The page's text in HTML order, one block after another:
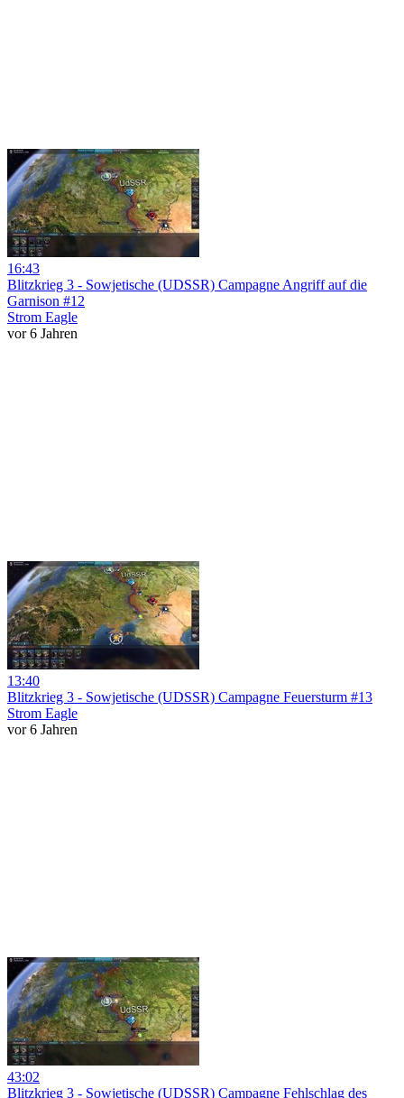
16:43
Blitzkrieg 3 - Sowjetische (UDSSR) Campagne Angriff auf die
Garnison #12
Strom Eagle
vor 6 Jahren
13:40
Blitzkrieg 3 - Sowjetische (UDSSR) Campagne Feuersturm #13
Strom Eagle
vor 6 Jahren
43:02
Blitzkrieg 3 - Sowjetische (UDSSR) Campagne Fehlschlag des